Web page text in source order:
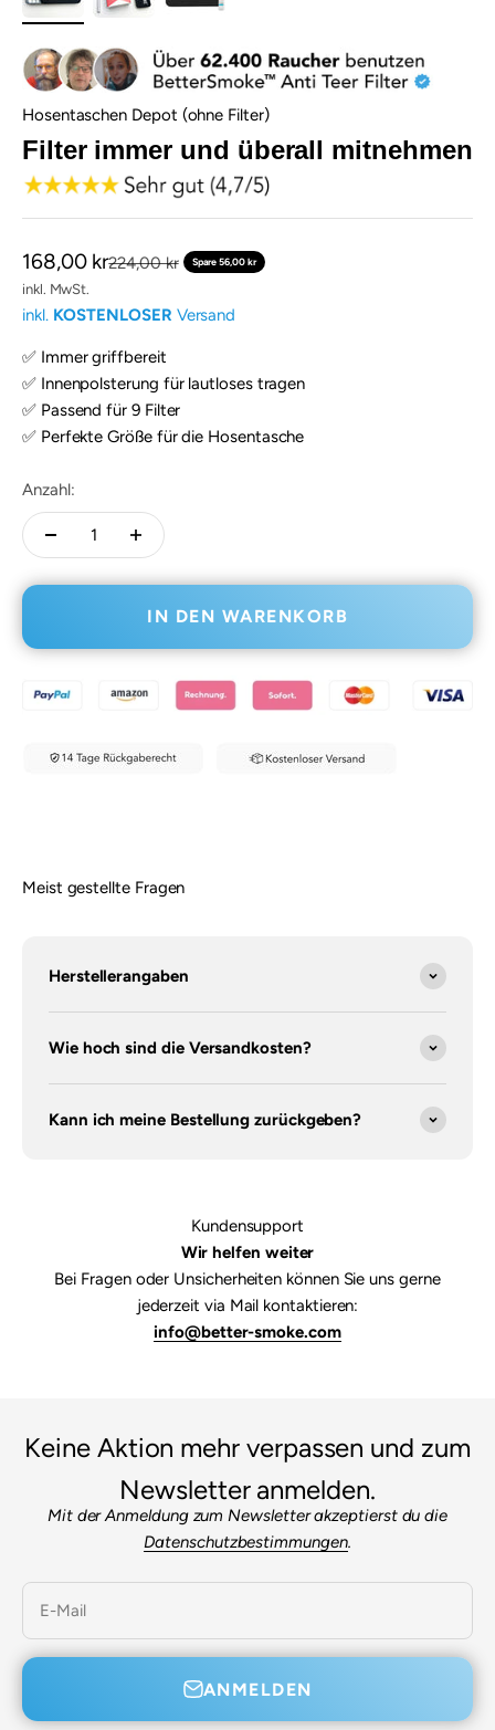
Hosentaschen Depot (ohne Filter)
Filter immer und überall mitnehmen
Angebot
168,00 krRegulärer Preis
224,00 kr Spare 56,00 kr
inkl. MwSt.
inkl. KOSTENLOSER Versand
✅ Immer griffbereit
✅ Innenpolsterung für lautloses tragen
✅ Passend für 9 Filter
✅ Perfekte Größe für die Hosentasche
Anzahl:
IN DEN WARENKORB
Meist gestellte Fragen
Herstellerangaben
Wie hoch sind die Versandkosten?
Kann ich meine Bestellung zurückgeben?
Kundensupport
Wir helfen weiter
Bei Fragen oder Unsicherheiten können Sie uns gerne
jederzeit via Mail kontaktieren:
info@better-smoke.com
Keine Aktion mehr verpassen und zum
Newsletter anmelden.
Mit der Anmeldung zum Newsletter akzeptierst du die
Datenschutzbestimmungen.
E-Mail
ANMELDEN